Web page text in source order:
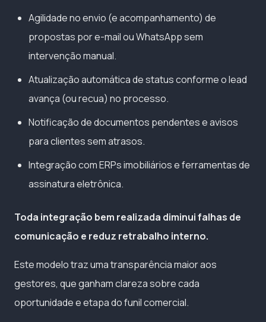
Agilidade no envio (e acompanhamento) de
propostas por e-mail ou WhatsApp sem
intervenção manual.
Atualização automática de status conforme o lead
avança (ou recua) no processo.
Notificação de documentos pendentes e avisos
para clientes sem atrasos.
Integração com ERPs imobiliários e ferramentas de
assinatura eletrônica.
Toda integração bem realizada diminui falhas de
comunicação e reduz retrabalho interno.
Este modelo traz uma transparência maior aos
gestores, que ganham clareza sobre cada
oportunidade e etapa do funil comercial.